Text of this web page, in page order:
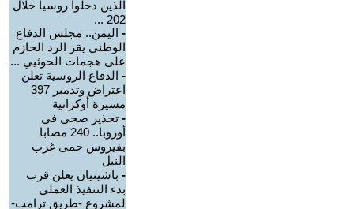
الذين دخلوا روسيا خلال
202 ...
- اليمن.. مجلس الدفاع
الوطني يقر الرد الحازم
على هجمات الحوثيي ...
- الدفاع الروسية تعلن
اعتراض وتدمير 397
مسيرة أوكرانية
- تحذير صحي في
أوروبا.. 240 مصابا
بفيروس حمى غرب
النيل
- باشينيان يعلن قرب
بدء التنفيذ العملي
لمشروع -طريق ترامب-